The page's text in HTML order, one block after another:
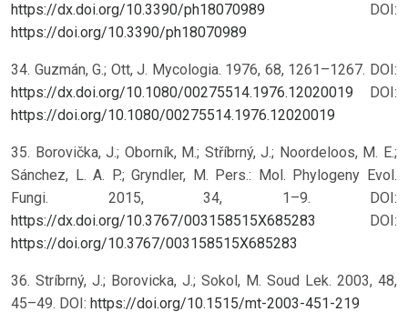
https://dx.doi.org/10.3390/ph18070989
DOI:
https://doi.org/10.3390/ph18070989
34. Guzmán, G.; Ott, J. Mycologia. 1976, 68, 1261–1267. DOI:
https://dx.doi.org/10.1080/00275514.1976.12020019
DOI:
https://doi.org/10.1080/00275514.1976.12020019
35. Borovička, J.; Oborník, M.; Stříbrný, J.; Noordeloos, M. E.;
Sánchez, L. A. P.; Gryndler, M. Pers.: Mol. Phylogeny Evol.
Fungi. 2015, 34, 1–9. DOI:
https://dx.doi.org/10.3767/003158515X685283
DOI:
https://doi.org/10.3767/003158515X685283
36. Stríbrný, J.; Borovicka, J.; Sokol, M. Soud Lek. 2003, 48,
45–49. DOI: https://doi.org/10.1515/mt-2003-451-219